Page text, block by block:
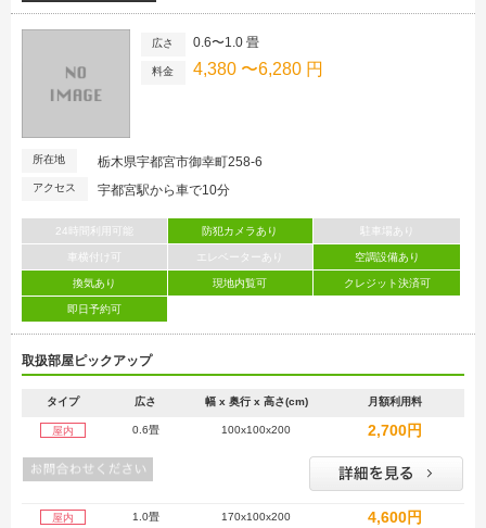
広さ 0.6〜1.0 畳
料金 4,380 〜6,280 円
所在地 栃木県宇都宮市御幸町258-6
アクセス 宇都宮駅から車で10分
24時間利用可能 防犯カメラあり 駐車場あり
車横付け可 エレベーターあり 空調設備あり
換気あり 現地内覧可 クレジット決済可
即日予約可
取扱部屋ピックアップ
タイプ 広さ 幅 x 奥行 x 高さ(cm) 月額利用料
屋内 0.6畳 100x100x200 2,700円
屋内 1.0畳 170x100x200 4,600円